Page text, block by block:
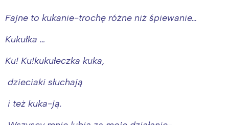
Fajne to kukanie-trochę różne niż śpiewanie…
Kukułka …
Ku! Ku!kukułeczka kuka,
dzieciaki słuchają
i też kuka-ją.